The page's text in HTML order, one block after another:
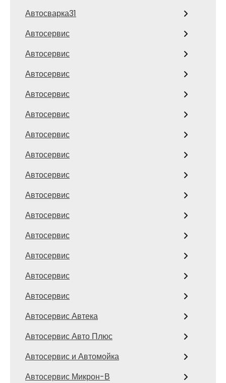
Автосварка31
Автосервис
Автосервис
Автосервис
Автосервис
Автосервис
Автосервис
Автосервис
Автосервис
Автосервис
Автосервис
Автосервис
Автосервис
Автосервис
Автосервис
Автосервис Автека
Автосервис Авто Плюс
Автосервис и Автомойка
Автосервис Микрон-В